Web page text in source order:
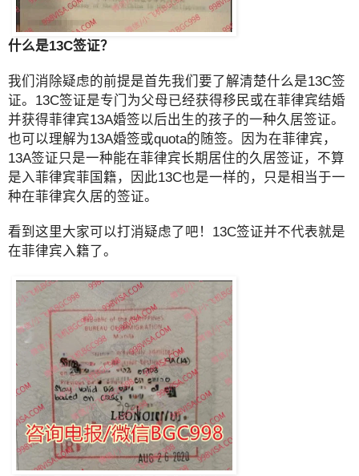
什么是13C签证？
我们消除疑虑的前提是首先我们要了解清楚什么是13C签
证。13C签证是专门为父母已经获得移民或在菲律宾结婚
并获得菲律宾13A婚签以后出生的孩子的一种久居签证。
也可以理解为13A婚签或quota的随签。因为在菲律宾，
13A签证只是一种能在菲律宾长期居住的久居签证，不算
是入菲律宾菲国籍，因此13C也是一样的，只是相当于一
种在菲律宾久居的签证。
看到这里大家可以打消疑虑了吧！13C签证并不代表就是
在菲律宾入籍了。